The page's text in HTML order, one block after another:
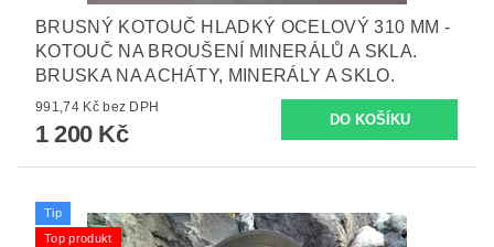
BRUSNÝ KOTOUČ HLADKÝ OCELOVÝ 310 MM -
KOTOUČ NA BROUŠENÍ MINERÁLŮ A SKLA.
BRUSKA NA ACHÁTY, MINERÁLY A SKLO.
991,74 Kč bez DPH
1 200 Kč
Tip
Top produkt